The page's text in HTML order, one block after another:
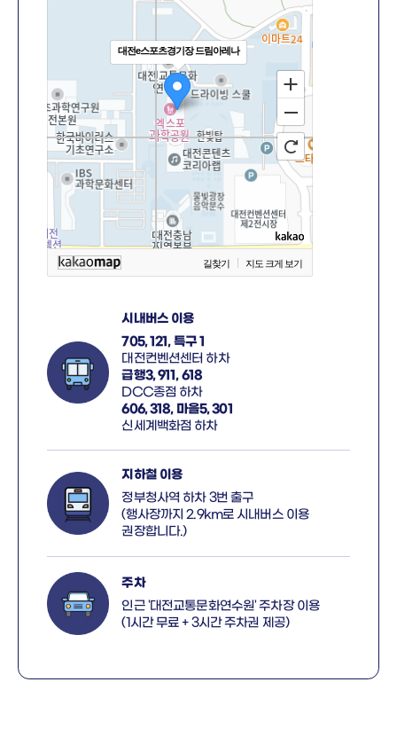
대전e스포츠경기장 드림아레나
길찾기 지도 크게 보기
시내버스 이용
705, 121, 특구 1
대전컨벤션센터 하차
급행3, 911, 618
DCC종점 하차
606, 318, 마을5, 301
신세계백화점 하차
지하철 이용
정부청사역 하차 3번 출구
(행사장까지 2.9km로 시내버스 이용
권장합니다.)
주차
인근 '대전교통문화연수원' 주차장 이용
(1시간 무료 + 3시간 주차권 제공)